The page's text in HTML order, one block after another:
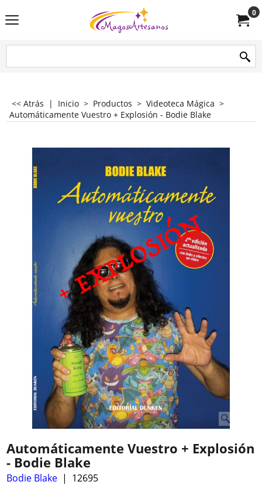
0
<< Atrás | Inicio > Productos > Videoteca Mágica >
Automáticamente Vuestro + Explosión - Bodie Blake
Automáticamente Vuestro + Explosión
- Bodie Blake
Bodie Blake 12695